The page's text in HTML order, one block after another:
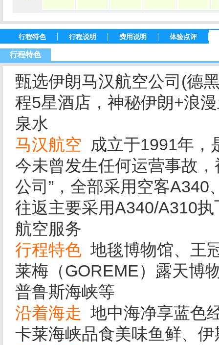
行程特色 行程说明 费用说明 体验点评
行程特色
甄选伊朗马汉航空公司(德
程5星酒店，神秘伊朗+浪
泉水
马汉航空 成立于1991年，
今未曾发生任何运营事故
公司”，全部采用空客
往返主要采用A340/A310
航空服务
行程特色 地毯博物馆、王
莱梅（GOREME）露天博
普鲁斯海峡等
沿着海走 地中海净享蓝色
卡莱海峡品食美味鱼鲜、